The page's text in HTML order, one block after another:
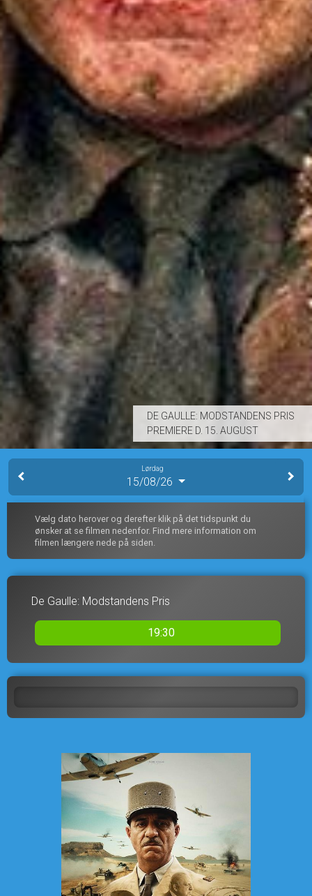
DE GAULLE: MODSTANDENS PRIS
PREMIERE D. 15. AUGUST
Lørdag
15/08/26
Vælg dato herover og derefter klik på det tidspunkt du
ønsker at se filmen nedenfor. Find mere information om
filmen længere nede på siden.
De Gaulle: Modstandens Pris
19:30